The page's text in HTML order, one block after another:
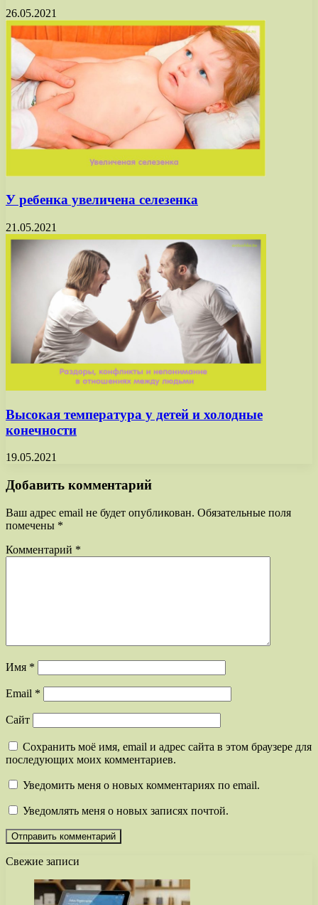
26.05.2021
У ребенка увеличена селезенка
21.05.2021
Высокая температура у детей и холодные
конечности
19.05.2021
Добавить комментарий
Ваш адрес email не будет опубликован. Обязательные поля
помечены *
Комментарий *
Имя *
Email *
Сайт
Сохранить моё имя, email и адрес сайта в этом браузере для
последующих моих комментариев.
Уведомить меня о новых комментариях по email.
Уведомлять меня о новых записях почтой.
Свежие записи